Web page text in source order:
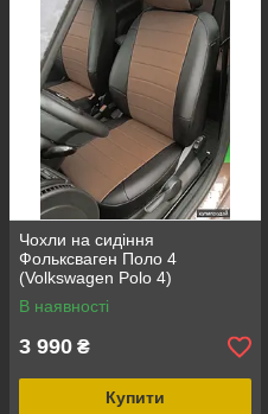
Чохли на сидіння
Фольксваген Поло 4
(Volkswagen Polo 4)
(модельні, окремий
підголовник)
В наявності
3 990 ₴
Купити